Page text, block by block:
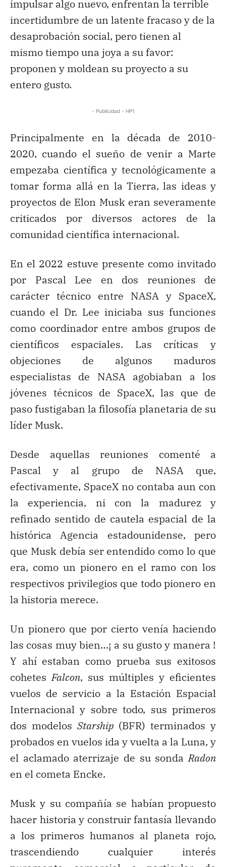
impulsar algo nuevo, enfrentan la terrible
incertidumbre de un latente fracaso y de la
desaprobación social, pero tienen al
mismo tiempo una joya a su favor:
proponen y moldean su proyecto a su
entero gusto.
- Publicidad - HP1
Principalmente en la década de 2010-
2020, cuando el sueño de venir a Marte
empezaba científica y tecnológicamente a
tomar forma allá en la Tierra, las ideas y
proyectos de Elon Musk eran severamente
criticados por diversos actores de la
comunidad científica internacional.
En el 2022 estuve presente como invitado
por Pascal Lee en dos reuniones de
carácter técnico entre NASA y SpaceX,
cuando el Dr. Lee iniciaba sus funciones
como coordinador entre ambos grupos de
científicos espaciales. Las críticas y
objeciones de algunos maduros
especialistas de NASA agobiaban a los
jóvenes técnicos de SpaceX, las que de
paso fustigaban la filosofía planetaria de su
líder Musk.
Desde aquellas reuniones comenté a
Pascal y al grupo de NASA que,
efectivamente, SpaceX no contaba aun con
la experiencia, ni con la madurez y
refinado sentido de cautela espacial de la
histórica Agencia estadounidense, pero
que Musk debía ser entendido como lo que
era, como un pionero en el ramo con los
respectivos privilegios que todo pionero en
la historia merece.
Un pionero que por cierto venía haciendo
las cosas muy bien…¡ a su gusto y manera !
Y ahí estaban como prueba sus exitosos
cohetesFalcon, sus múltiples y eficientes
vuelos de servicio a la Estación Espacial
Internacional y sobre todo, sus primeros
dos modelos Starship (BFR) terminados y
probados en vuelos ida y vuelta a la Luna, y
el aclamado aterrizaje de su sondaRadon
en el cometa Encke.
Musk y su compañía se habían propuesto
hacer historia y construir fantasía llevando
a los primeros humanos al planeta rojo,
trascendiendo cualquier interés